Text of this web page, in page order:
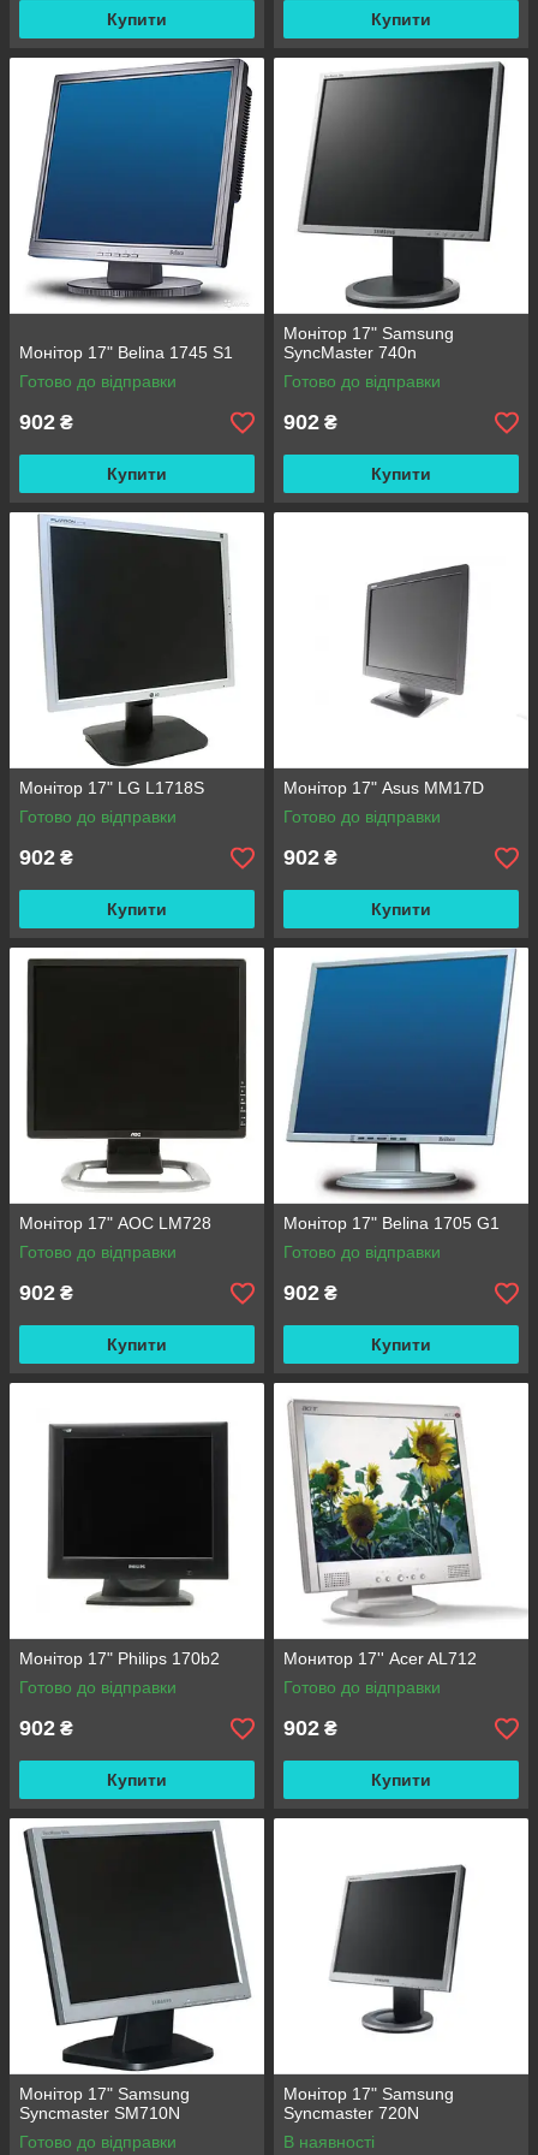
відтвореного зображення. Тому рекомендується зупинити
вибір на моделі, що володіє хорошим дозволом, бажано
здатністю 1920 х 1080 пікселів.
Яскравість – ще один показник, який не можна ігнорувати.
Стандартним варіантом вважається показник 250 кд/м2.
Заздалегідь необхідно визначитися з місцем розташування
монітора. Потрібні підвищені показники цього параметра,
якщо пристрій буде знаходитися навпроти вікна.
Купити Купити
Монітор 17" Belina 1745 S1
Готово до відправки
902 ₴
Купити
Монітор 17" Samsung
SyncMaster 740n
Готово до відправки
902 ₴
Купити
Монітор 17" LG L1718S
Готово до відправки
902 ₴
Купити
Монітор 17" Asus MM17D
Готово до відправки
902 ₴
Купити
Монітор 17" AOC LM728
Готово до відправки
902 ₴
Купити
Монітор 17" Belina 1705 G1
Готово до відправки
902 ₴
Купити
Монітор 17" Philips 170b2
Готово до відправки
902 ₴
Купити
Монитор 17'' Acer AL712
Готово до відправки
902 ₴
Купити
Монітор 17" Samsung
Syncmaster SM710N
Готово до відправки
Монітор 17" Samsung
Syncmaster 720N
В наявності